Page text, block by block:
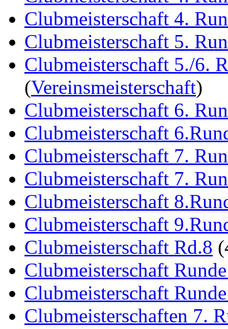
Clubmeisterschaft 4.
Clubmeisterschaft 5.
Clubmeisterschaft 5./6.
(Vereinsmeisterschaft)
Clubmeisterschaft 6.
Clubmeisterschaft
Clubmeisterschaft 7.
Clubmeisterschaft 7.
Clubmeisterschaft
Clubmeisterschaft
Clubmeisterschaft Rd.8
Clubmeisterschaft
Clubmeisterschaft
Clubmeisterschaften 7.